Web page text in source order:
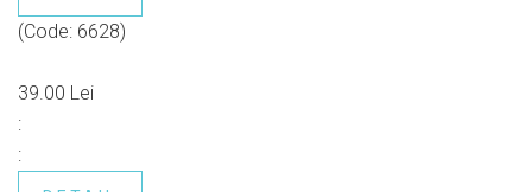
(Code: 6628)
39.00 Lei
:
: